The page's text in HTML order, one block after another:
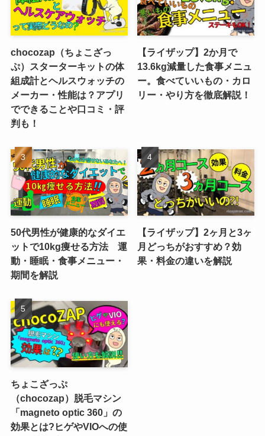
chocozap（ちょこざっ
ぷ）スターターキットの体
組成計とヘルスウォッチの
メーカー・性能は？アプリ
でできることや口コミ・評
判も！
【ライザップ】2か月で
13.6kg減量した食事メニュ
ー。食べていいもの・カロ
リー・やり方を徹底解説！
50代男性が健康的なダイエ
ットで10kg痩せる方法 運
動・睡眠・食事メニュー・
期間を解説
【ライザップ】2ヶ月と3ヶ
月どっちがおすすめ？効
果・料金の違いを解説
ちょこざっぷ
（chocozap）脱毛マシン
「magneto optic 360」の
効果とは?ヒゲやVIOへの使